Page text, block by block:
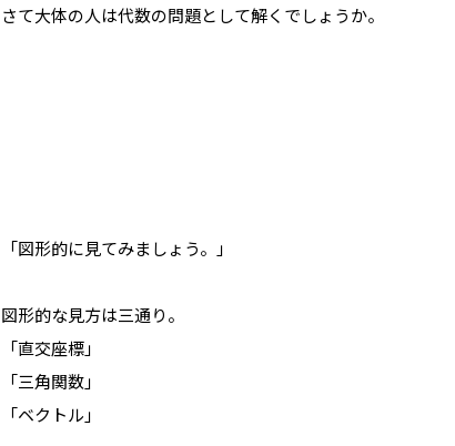
さて大体の人は代数の問題として解くでしょうか。
「図形的に見てみましょう。」
図形的な見方は三通り。
「直交座標」
「三角関数」
「ベクトル」